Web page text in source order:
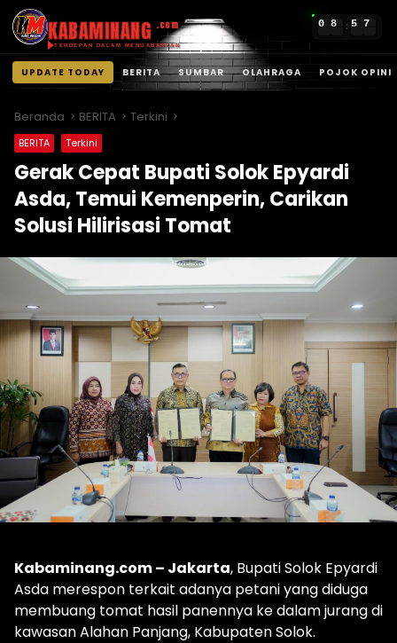
KABAMINANG .com
TERDEPAN DALAM MENGABARKAN
0 8 : 5 7
UPDATE TODAY BERITA SUMBAR OLAHRAGA POJOK OPINI
konten
Beranda BERITA Terkini
BERITA Terkini
Gerak Cepat Bupati Solok Epyardi
Asda, Temui Kemenperin, Carikan
Solusi Hilirisasi Tomat
Kabaminang.com – Jakarta, Bupati Solok Epyardi
Asda merespon terkait adanya petani yang diduga
membuang tomat hasil panennya ke dalam jurang di
kawasan Alahan Panjang, Kabupaten Solok.